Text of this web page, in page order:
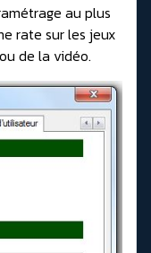
au plus
rate sur les jeux
de la vidéo.